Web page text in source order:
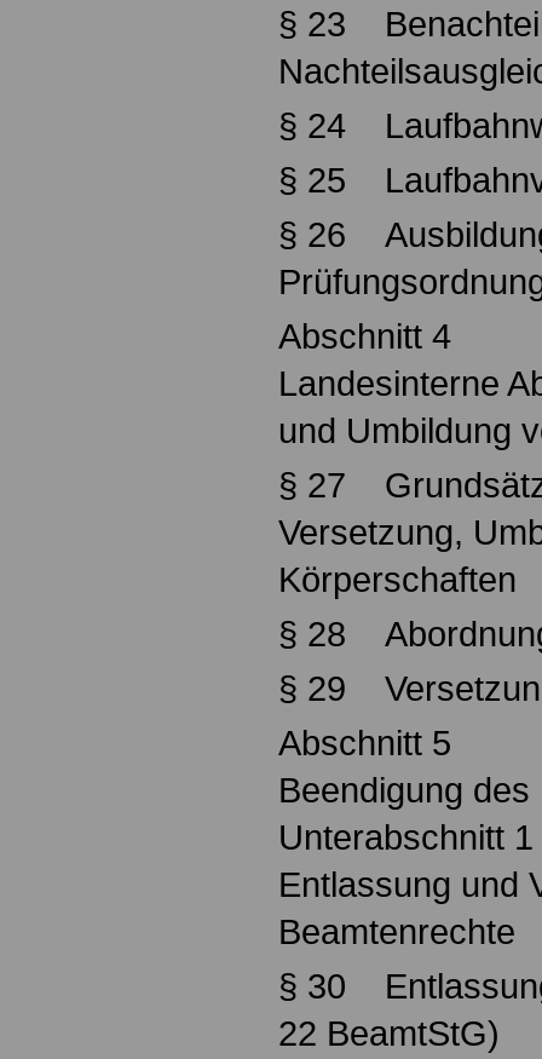
§ 23
§ 24
§ 25
§ 26
Abschnitt 4
Landesinterne
und Umbildung
§ 27
Versetzung,
Körperschaften
§ 28
§ 29
Abschnitt 5
Beendigung
Unterabschnitt 1
Entlassung und
Beamtenrechte
§ 30
22 BeamtStG)